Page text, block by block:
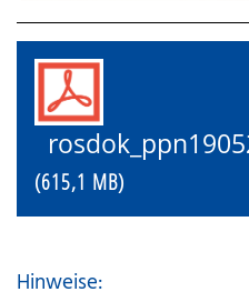
(615,1 MB)
Hinweise: